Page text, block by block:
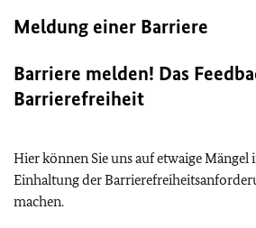
Meldung einer Barriere
Barriere melden! Das
Barrierefreiheit
Hier können Sie uns auf etwaige Mängel
Einhaltung der
machen.